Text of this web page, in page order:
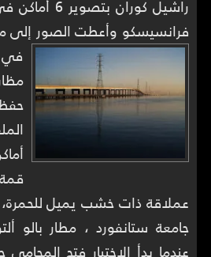
راشيل
فرانسيسكو وأعطت الصور إلى
عملاقة ذات خشب يميل
جامعة ستانفورد ، مطار بالو
عندما بدأ الاختبار فتح المحامي